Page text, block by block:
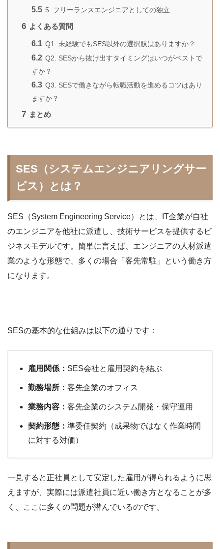
5.5 5. フリーランスエンジニアとしての独立
6 よくある質問
6.1 Q1. 未経験でもSES以外の選択肢はありますか？
6.2 Q2. SESから抜け出すタイミングはいつがベストで
すか？
6.3 Q3. SESで働きながら転職活動を進めるコツはあり
ますか？
7 まとめ
SES（システムエンジニアリングサー
ビス）とは？
SES（System Engineering Service）とは、IT企業が自社
のエンジニアを他社に派遣し、技術サービスを提供するビ
ジネスモデルです。簡単に言えば、エンジニアの人材派遣
業のような形態で、多くの場合「客先常駐」という働き方
になります。
SESの基本的な仕組みは以下の通りです：
雇用関係： SES会社と雇用契約を結ぶ
勤務場所： 客先企業のオフィス
業務内容： 客先企業のシステム開発・保守運用
契約形態： 準委任契約（成果物ではなく作業時間
に対する対価）
一見すると正社員として安定した雇用が得られるように思
えますが、実際には派遣社員に近い働き方となることが多
く、ここに多くの問題が潜んでいるのです。